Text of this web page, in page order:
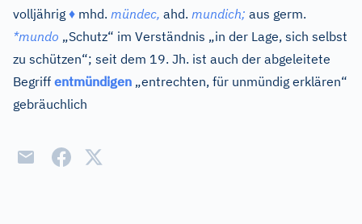
volljährig ♦ mhd. mündec, ahd. mundich; aus germ.
*mundo „Schutz“ im Verständnis „in der Lage, sich selbst
zu schützen“; seit dem 19. Jh. ist auch der abgeleitete
Begriff entmündigen „entrechten, für unmündig erklären“
gebräuchlich